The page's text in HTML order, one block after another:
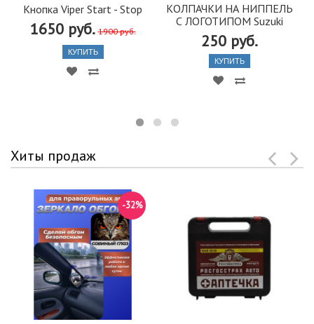
Кнопка Viper Start - Stop
1650 руб. 1900 руб.
КУПИТЬ
КОЛПАЧКИ НА НИППЕЛЬ
С ЛОГОТИПОМ Suzuki
250 руб.
КУПИТЬ
Хиты продаж
-32%